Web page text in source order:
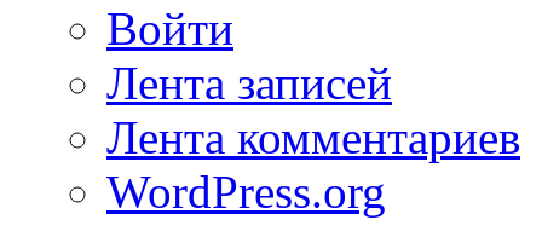
Войти
Лента записей
Лента комментариев
WordPress.org